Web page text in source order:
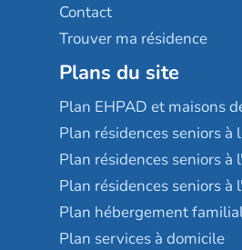
Contact
Trouver ma résidence
Plans du site
Plan EHPAD et maisons
Plan résidences seniors à
Plan résidences seniors à
Plan résidences seniors
Plan hébergement
Plan services à domicile